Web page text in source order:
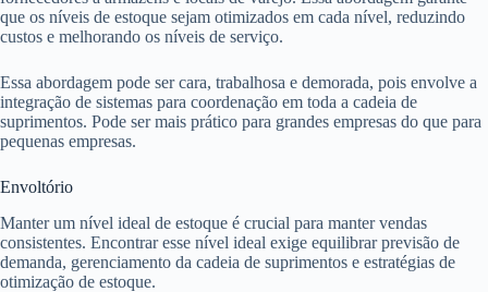
que os níveis de estoque sejam otimizados em cada nível, reduzindo
custos e melhorando os níveis de serviço.
Essa abordagem pode ser cara, trabalhosa e demorada, pois envolve a
integração de sistemas para coordenação em toda a cadeia de
suprimentos. Pode ser mais prático para grandes empresas do que para
pequenas empresas.
Envoltório
Manter um nível ideal de estoque é crucial para manter vendas
consistentes. Encontrar esse nível ideal exige equilibrar previsão de
demanda, gerenciamento da cadeia de suprimentos e estratégias de
otimização de estoque.